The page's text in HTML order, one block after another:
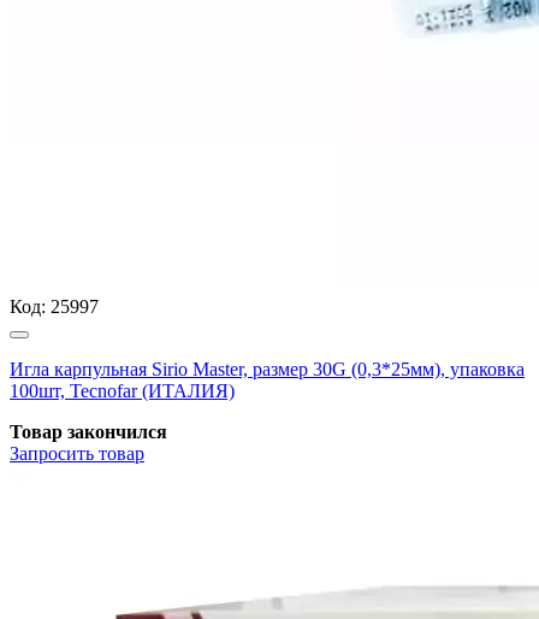
Код: 25997
Игла карпульная Sirio Master, размер 30G (0,3*25мм), упаковка
100шт, Tecnofar (ИТАЛИЯ)
Товар закончился
Запросить товар